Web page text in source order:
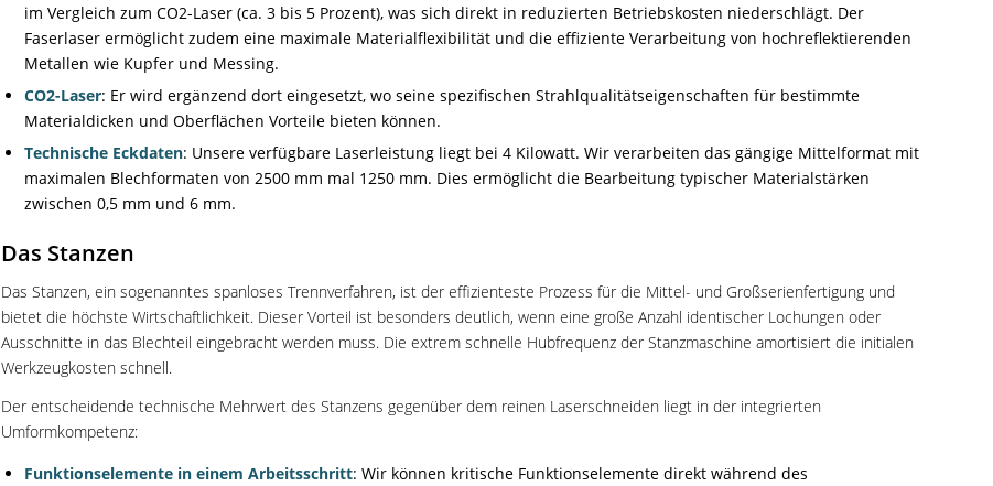
im Vergleich zum CO2-Laser (ca. 3 bis 5 Prozent), was sich direkt in reduzierten Betriebskosten niederschlägt. Der
Faserlaser ermöglicht zudem eine maximale Materialflexibilität und die effiziente Verarbeitung von hochreflektierenden
Metallen wie Kupfer und Messing.
CO2-Laser: Er wird ergänzend dort eingesetzt, wo seine spezifischen Strahlqualitätseigenschaften für bestimmte
Materialdicken und Oberflächen Vorteile bieten können.
Technische Eckdaten: Unsere verfügbare Laserleistung liegt bei 4 Kilowatt. Wir verarbeiten das gängige Mittelformat mit
maximalen Blechformaten von 2500 mm mal 1250 mm. Dies ermöglicht die Bearbeitung typischer Materialstärken
zwischen 0,5 mm und 6 mm.
Das Stanzen
Das Stanzen, ein sogenanntes spanloses Trennverfahren, ist der effizienteste Prozess für die Mittel- und Großserienfertigung und
bietet die höchste Wirtschaftlichkeit. Dieser Vorteil ist besonders deutlich, wenn eine große Anzahl identischer Lochungen oder
Ausschnitte in das Blechteil eingebracht werden muss. Die extrem schnelle Hubfrequenz der Stanzmaschine amortisiert die initialen
Werkzeugkosten schnell.
Der entscheidende technische Mehrwert des Stanzens gegenüber dem reinen Laserschneiden liegt in der integrierten
Umformkompetenz:
Funktionselemente in einem Arbeitsschritt: Wir können kritische Funktionselemente direkt während des